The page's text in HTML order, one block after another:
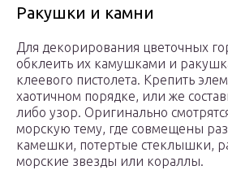
Ракушки и камни
Для декорирования цветочных
обклеить их камушками и
клеевого пистолета. Крепить
хаотичном порядке, или же
либо узор. Оригинально
морскую тему, где совмещены
камешки, потертые стеклышки,
морские звезды или кораллы.